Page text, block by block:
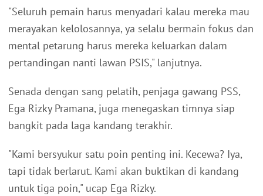
"Seluruh pemain harus menyadari kalau mereka mau
merayakan kelolosannya, ya selalu bermain fokus dan
mental petarung harus mereka keluarkan dalam
pertandingan nanti lawan PSIS," lanjutnya.
Senada dengan sang pelatih, penjaga gawang PSS,
Ega Rizky Pramana, juga menegaskan timnya siap
bangkit pada laga kandang terakhir.
"Kami bersyukur satu poin penting ini. Kecewa? Iya,
tapi tidak berlarut. Kami akan buktikan di kandang
untuk tiga poin," ucap Ega Rizky.